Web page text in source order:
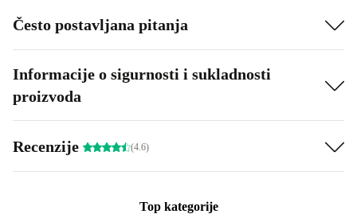
Često postavljana pitanja
Informacije o sigurnosti i sukladnosti
proizvoda
Recenzije (4.6)
Top kategorije